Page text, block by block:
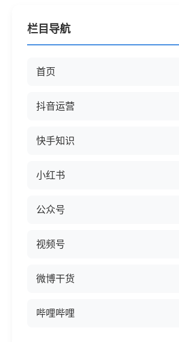
栏目导航
首页
抖音运营
快手知识
小红书
公众号
视频号
微博干货
哔哩哔哩